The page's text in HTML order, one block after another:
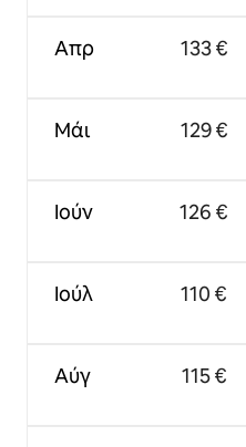
Απρ
Μάι
Ιούν
Ιούλ
Αύγ
133 €
129 €
126 €
110 €
115 €